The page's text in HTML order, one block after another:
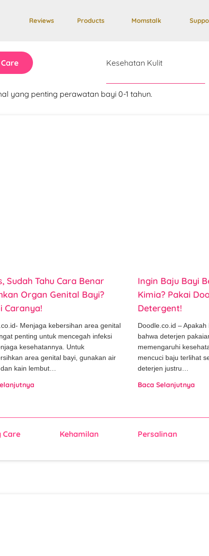
Reviews Products Momstalk
Kesehatan Kulit
yang penting perawatan bayi 0-1 tahun.
Sudah Tahu Cara Benar
Organ Genital Bayi?
Caranya!
Menjaga kebersihan area genital
penting untuk mencegah infeksi
kesehatannya. Untuk
area genital bayi, gunakan air
kain lembut…
Ingin Baju Bayi
Kimia? Pakai
Detergent!
Doodle.co.id –
bahwa deterjen
memengaruhi
mencuci baju terlihat
deterjen justru…
Baca Selanjutnya
Care Kehamilan Persalinan